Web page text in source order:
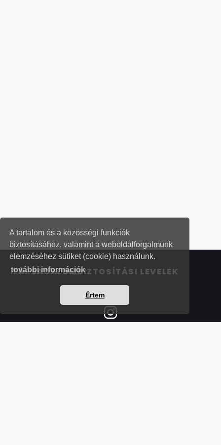
A tartalom és a közösségi funkciók
biztosításához, valamint a weboldalforgalmunk
elemzéséhez sütiket (cookie) használunk.
további információk
Értem
TÁRSADALOMBIZTOSÍTÁSI LEVELEK